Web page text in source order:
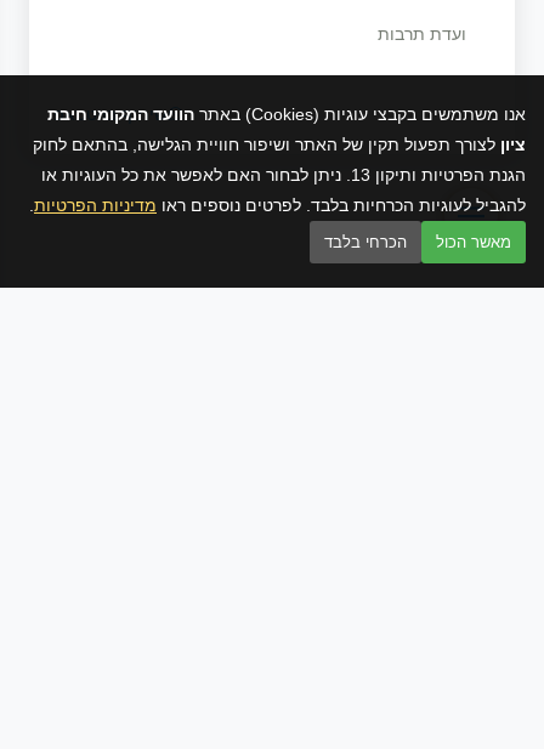
אנו משתמשים בקבצי עוגיות (Cookies) באתר
הוועד המקומי חיבת
ציון לצורך תפעול תקין של האתר ושיפור חוויית הגלישה, בהתאם לחוק
הגנת הפרטיות ותיקון 13. ניתן לבחור האם לאפשר את כל העוגיות או
להגביל לעוגיות הכרחיות בלבד. לפרטים נוספים ראו מדיניות הפרטיות
מאשר הכול הכרחי בלבד
ועדת תרבות
שיתוף בווטסאפ